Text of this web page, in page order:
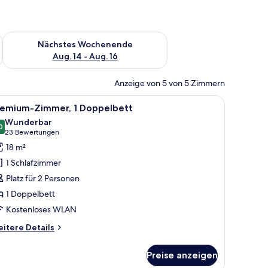
Aug. 7 - Aug. 9.
Nächstes Wochenende
Aug. 14 - Aug. 16
Überprüfe die Verfügbarkeit für nächstes Wochenende, Aug.
Anzeige von 5 von 5 Zimmern
einem Schreibtisch, einem Stuhl, einem Kleiderschrank und einem
9 Zimmer, 1 Doppelbett
von 10
Wunderbar
23 Bewertungen
(23
Bewertungen)
18 m²
1 Schlafzimmer
Platz für 2 Personen
1 Doppelbett
Kostenloses WLAN
Details
Preise anzeigen